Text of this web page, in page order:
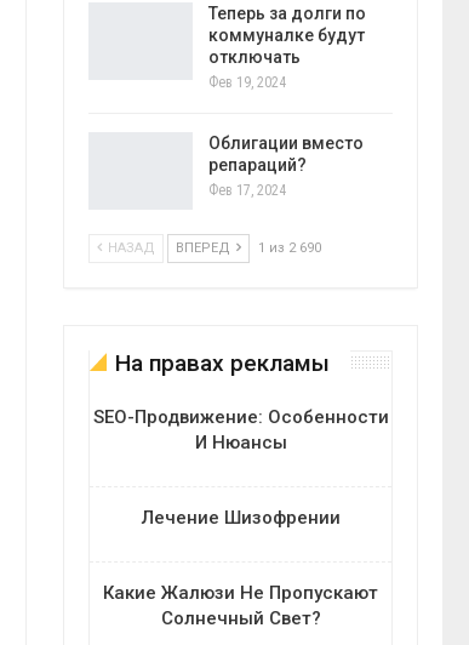
Теперь за долги по
коммуналке будут
отключать
Фев 19, 2024
Облигации вместо
репараций?
Фев 17, 2024
НАЗАД ВПЕРЕД 1 из 2 690
На правах рекламы
SEO-Продвижение: Особенности
И Нюансы
Лечение Шизофрении
Какие Жалюзи Не Пропускают
Солнечный Свет?